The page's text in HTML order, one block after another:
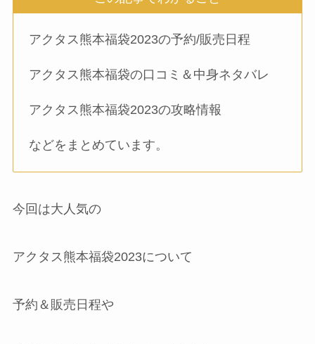
アクタス熊本福袋2023の予約/販売日程
アクタス熊本福袋の口コミ＆中身ネタバレ
アクタス熊本福袋2023の攻略情報
などをまとめています。
今回は大人気の
アクタス熊本福袋2023について
予約＆販売日程や